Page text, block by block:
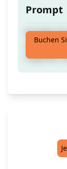
Prompt
Erstelle
inspiriert
Buchen